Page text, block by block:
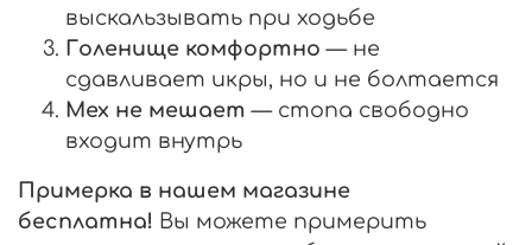
выскальзывать при ходьбе
Голенище комфортно — не
сдавливает икры, но и не болтается
Мех не мешает — стопа свободно
входит внутрь
Примерка в нашем магазине
бесплатна! Вы можете примерить